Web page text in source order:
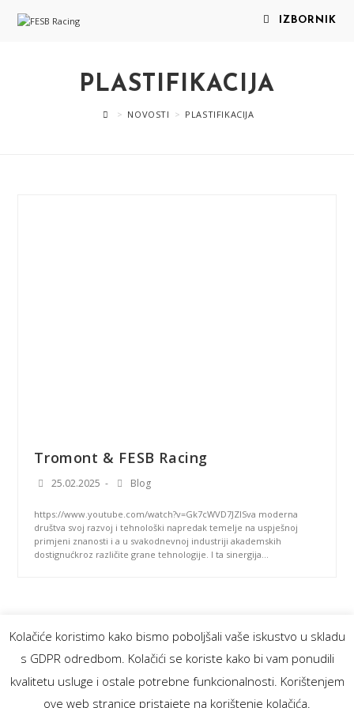
IZBORNIK
PLASTIFIKACIJA
> NOVOSTI > PLASTIFIKACIJA
Tromont & FESB Racing
25.02.2025 Blog
https://www.youtube.com/watch?v=Gk7cWVD7JZISva moderna
društva svoj razvoj i tehnološki napredak temelje na uspješnoj
primjeni znanosti i a u svakodnevnoj industriji akademskih
dostignućkroz različite grane tehnologije. I ta sinergija…
LINKEDIN FACEBOOK INSTAGRAM YOUTUBE
Kolačiće koristimo kako bismo poboljšali vaše iskustvo u skladu
s GDPR odredbom. Kolačići se koriste kako bi vam ponudili
kvalitetu usluge i ostale potrebne funkcionalnosti. Korištenjem
ove web stranice pristajete na korištenje kolačića.